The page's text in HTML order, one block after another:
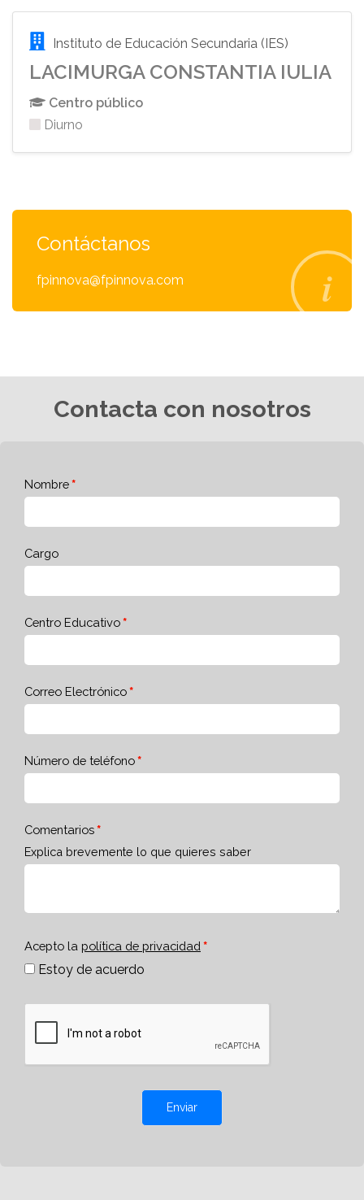
Instituto de Educación Secundaria (IES)
LACIMURGA CONSTANTIA IULIA
Centro público
Diurno
Contáctanos
fpinnova@fpinnova.com
Contacta con nosotros
Nombre
Cargo
Centro Educativo
Correo Electrónico
Número de teléfono
Comentarios
Explica brevemente lo que quieres saber
Acepto la política de privacidad
Estoy de acuerdo
Enviar